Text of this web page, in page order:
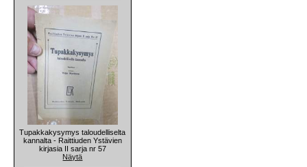
Tupakkakysymys taloudelliselta
kannalta - Raittiuden Ystävien
kirjasia II sarja nr 57
Näytä